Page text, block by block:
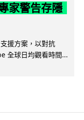
家警告存隱
援方案，以對抗
全球日均觀看時間...